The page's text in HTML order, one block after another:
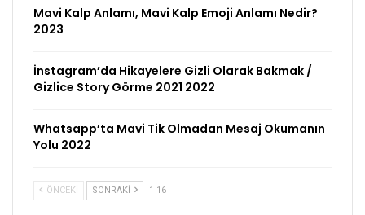
Mavi Kalp Anlamı, Mavi Kalp Emoji Anlamı Nedir?
2023
İnstagram’da Hikayelere Gizli Olarak Bakmak /
Gizlice Story Görme 2021 2022
Whatsapp’ta Mavi Tik Olmadan Mesaj Okumanın
Yolu 2022
ÖNCEKI SONRAKI 1 16